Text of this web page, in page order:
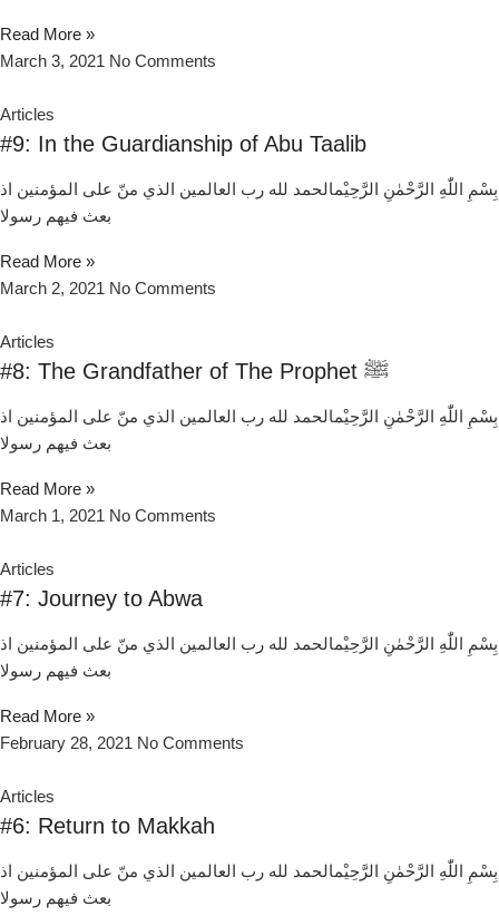
Read More »
March 3, 2021 No Comments
Articles
#9: In the Guardianship of Abu Taalib
بِسْمِ اللّٰهِ الرَّحْمٰنِ الرَّحِيْمالحمد لله رب العالمين الذي منّ علی المؤمنين اذ
بعث فيهم رسولا
Read More »
March 2, 2021 No Comments
Articles
#8: The Grandfather of The Prophet ﷺ
بِسْمِ اللّٰهِ الرَّحْمٰنِ الرَّحِيْمالحمد لله رب العالمين الذي منّ علی المؤمنين اذ
بعث فيهم رسولا
Read More »
March 1, 2021 No Comments
Articles
#7: Journey to Abwa
بِسْمِ اللّٰهِ الرَّحْمٰنِ الرَّحِيْمالحمد لله رب العالمين الذي منّ علی المؤمنين اذ
بعث فيهم رسولا
Read More »
February 28, 2021 No Comments
Articles
#6: Return to Makkah
بِسْمِ اللّٰهِ الرَّحْمٰنِ الرَّحِيْمالحمد لله رب العالمين الذي منّ علی المؤمنين اذ
بعث فيهم رسولا